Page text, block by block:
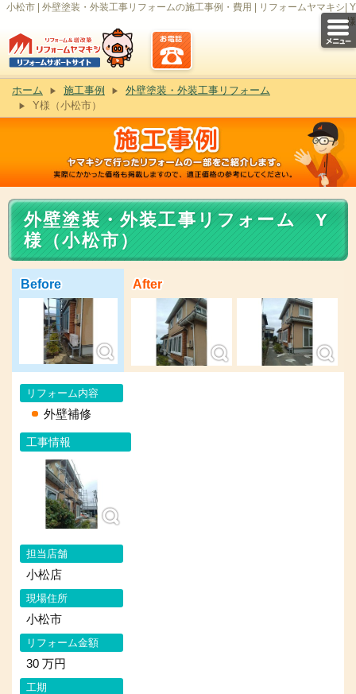
小松市 | 外壁塗装・外装工事リフォームの施工事例・費用 | リフォームヤマキシ| Y
様
ホーム 施工事例
外壁塗装・外装工事リフォーム
Y様（小松市）
外壁塗装・外装工事リフォーム Y
様（小松市）
Before
リフォーム内容
外壁補修
工事情報
担当店舗
小松店
現場住所
小松市
リフォーム金額
30 万円
工期